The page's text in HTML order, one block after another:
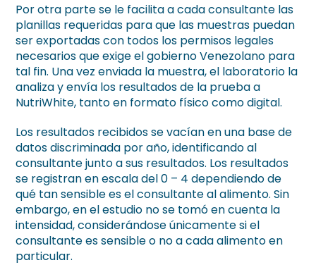
Por otra parte se le facilita a cada consultante las
planillas requeridas para que las muestras puedan
ser exportadas con todos los permisos legales
necesarios que exige el gobierno Venezolano para
tal fin. Una vez enviada la muestra, el laboratorio la
analiza y envía los resultados de la prueba a
NutriWhite, tanto en formato físico como digital.
Los resultados recibidos se vacían en una base de
datos discriminada por año, identificando al
consultante junto a sus resultados. Los resultados
se registran en escala del 0 – 4 dependiendo de
qué tan sensible es el consultante al alimento. Sin
embargo, en el estudio no se tomó en cuenta la
intensidad, considerándose únicamente si el
consultante es sensible o no a cada alimento en
particular.